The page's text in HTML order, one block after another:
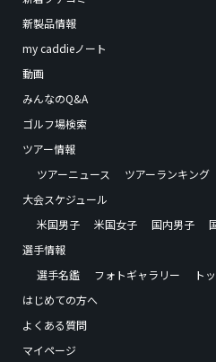
新製品情報
my caddieノート
動画
みんなのQ&A
ゴルフ場検索
ツアー情報
ツアーニュース
ツアーランキング
大会スケジュール
米国男子
米国女子 国内男子
選手情報
選手名鑑
フォトギャラリー
ト
はじめての方へ
よくある質問
マイページ